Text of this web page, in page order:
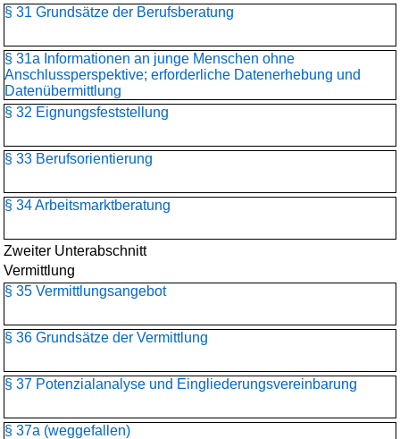
§ 31 Grundsätze der Berufsberatung
§ 31a Informationen an junge Menschen ohne
Anschlussperspektive; erforderliche Datenerhebung und
Datenübermittlung
§ 32 Eignungsfeststellung
§ 33 Berufsorientierung
§ 34 Arbeitsmarktberatung
Zweiter Unterabschnitt
Vermittlung
§ 35 Vermittlungsangebot
§ 36 Grundsätze der Vermittlung
§ 37 Potenzialanalyse und Eingliederungsvereinbarung
§ 37a (weggefallen)